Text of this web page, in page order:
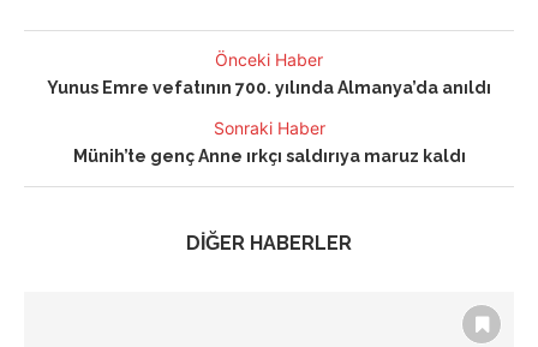
Önceki Haber
Yunus Emre vefatının 700. yılında Almanya’da anıldı
Sonraki Haber
Münih’te genç Anne ırkçı saldırıya maruz kaldı
DİĞER HABERLER